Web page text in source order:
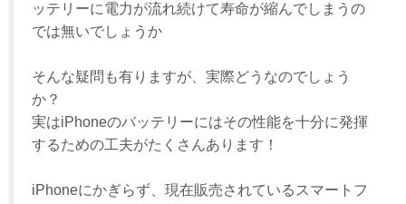
ッテリーに電力が流れ続けて寿命が縮んでしまうの
では無いでしょうか
そんな疑問も有りますが、実際どうなのでしょう
か？
実はiPhoneのバッテリーにはその性能を十分に発揮
するための工夫がたくさんあります！
iPhoneにかぎらず、現在販売されているスマートフ